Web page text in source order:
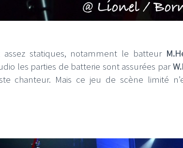
statiques, notamment le batteur
les parties de batterie sont assurées par
chanteur. Mais ce jeu de scène limité